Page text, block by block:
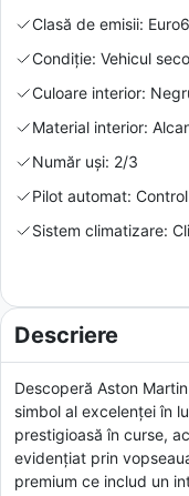
Clasă de emisii: Euro6
Condiție: Vehicul
Culoare interior:
Material interior:
Număr uși: 2/3
Pilot automat:
Sistem climatizare:
Descriere
Descoperă Aston
simbol al excelenței în
prestigioasă în curse,
evidențiat prin
premium ce includ un